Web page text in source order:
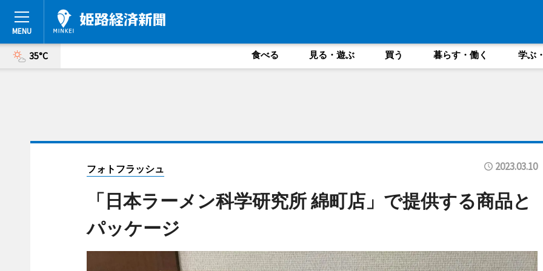
35°C 食べる 見る・遊ぶ 買う 暮らす・働く 学ぶ
フォトフラッシュ 2023.03.10
「日本ラーメン科学研究所 綿町店」で提供する商品と
パッケージ